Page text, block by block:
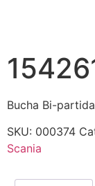
Bucha Bi-
SKU: 000374
Scania